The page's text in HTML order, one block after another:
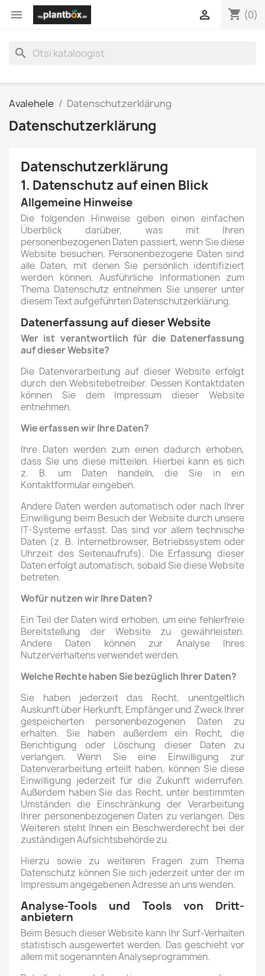
 shopping_cart (0)

search
Avalehele Datenschutzerklärung
Datenschutzerklärung
Datenschutz­erklärung
1. Datenschutz auf einen Blick
Allgemeine Hinweise
Die folgenden Hinweise geben einen einfachen
Überblick darüber, was mit Ihren
personenbezogenen Daten passiert, wenn Sie diese
Website besuchen. Personenbezogene Daten sind
alle Daten, mit denen Sie persönlich identifiziert
werden können. Ausführliche Informationen zum
Thema Datenschutz entnehmen Sie unserer unter
diesem Text aufgeführten Datenschutzerklärung.
Datenerfassung auf dieser Website
Wer ist verantwortlich für die Datenerfassung
auf dieser Website?
Die Datenverarbeitung auf dieser Website erfolgt
durch den Websitebetreiber. Dessen Kontaktdaten
können Sie dem Impressum dieser Website
entnehmen.
Wie erfassen wir Ihre Daten?
Ihre Daten werden zum einen dadurch erhoben,
dass Sie uns diese mitteilen. Hierbei kann es sich
z. B. um Daten handeln, die Sie in ein
Kontaktformular eingeben.
Andere Daten werden automatisch oder nach Ihrer
Einwilligung beim Besuch der Website durch unsere
IT-Systeme erfasst. Das sind vor allem technische
Daten (z. B. Internetbrowser, Betriebssystem oder
Uhrzeit des Seitenaufrufs). Die Erfassung dieser
Daten erfolgt automatisch, sobald Sie diese Website
betreten.
Wofür nutzen wir Ihre Daten?
Ein Teil der Daten wird erhoben, um eine fehlerfreie
Bereitstellung der Website zu gewährleisten.
Andere Daten können zur Analyse Ihres
Nutzerverhaltens verwendet werden.
Welche Rechte haben Sie bezüglich Ihrer Daten?
Sie haben jederzeit das Recht, unentgeltlich
Auskunft über Herkunft, Empfänger und Zweck Ihrer
gespeicherten personenbezogenen Daten zu
erhalten. Sie haben außerdem ein Recht, die
Berichtigung oder Löschung dieser Daten zu
verlangen. Wenn Sie eine Einwilligung zur
Datenverarbeitung erteilt haben, können Sie diese
Einwilligung jederzeit für die Zukunft widerrufen.
Außerdem haben Sie das Recht, unter bestimmten
Umständen die Einschränkung der Verarbeitung
Ihrer personenbezogenen Daten zu verlangen. Des
Weiteren steht Ihnen ein Beschwerderecht bei der
zuständigen Aufsichtsbehörde zu.
Hierzu sowie zu weiteren Fragen zum Thema
Datenschutz können Sie sich jederzeit unter der im
Impressum angegebenen Adresse an uns wenden.
Analyse-Tools und Tools von Dritt­
anbietern
Beim Besuch dieser Website kann Ihr Surf-Verhalten
statistisch ausgewertet werden. Das geschieht vor
allem mit sogenannten Analyseprogrammen.